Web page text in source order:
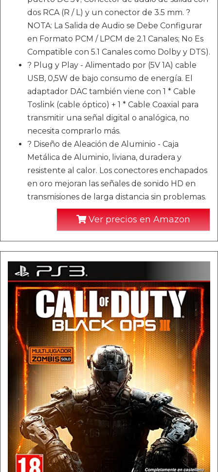
dos RCA (R / L) y un conector de 3.5 mm. ?
NOTA: La Salida de Audio se Debe Configurar
en Formato PCM / LPCM de 2.1 Canales; No Es
Compatible con 5.1 Canales como Dolby y DTS).
? Plug y Play - Alimentado por (5V 1A) cable
USB, 0,5W de bajo consumo de energía. El
adaptador DAC también viene con 1 * Cable
Toslink (cable óptico) + 1 * Cable Coaxial para
transmitir una señal digital o analógica, no
necesita comprarlo más.
? Diseño de Aleación de Aluminio - Caja
Metálica de Aluminio, liviana, duradera y
resistente al calor. Los conectores enchapados
en oro mejoran las señales de sonido HD en
transmisiones de larga distancia sin problemas.
Ver precios en Amazon